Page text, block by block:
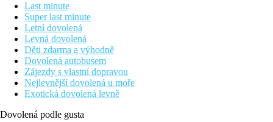
Last minute
Super last minute
Letní dovolená
Levná dovolená
Děti zdarma a výhodně
Dovolená autobusem
Zájezdy s vlastní dopravou
Nejlevnější dovolená u moře
Exotická dovolená levně
Dovolená podle gusta